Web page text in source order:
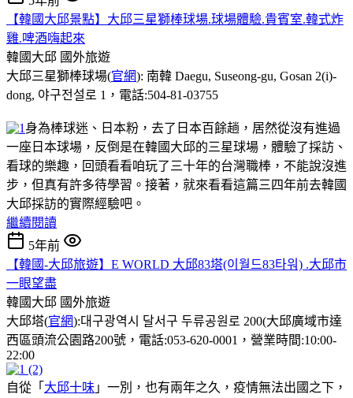
【韓國大邱景點】大邱三星獅棒球場.球場體驗.貴賓室.韓式炸
雞.啤酒嗨起來
韓國大邱 國外旅遊
大邱三星獅棒球場(官網): 南韓 Daegu, Suseong-gu, Gosan 2(i)-
dong, 야구전설로 1，電話:504-81-03755
身為棒球迷、日本粉，去了日本百餘趟，居然從沒有進過
一座日本球場，反倒是在韓國大邱的三星球場，體驗了採訪、
看球的樂趣，回頭看看咱玩了三十年的台灣職棒，不能說沒進
步，但真有許多待學習。接著，就來看看這篇三四年前去韓國
大邱採訪的實際經驗吧。
繼續閱讀
5年前
【韓國-大邱旅遊】E WORLD 大邱83塔(이월드83타워) .大邱市
一眼望盡
韓國大邱 國外旅遊
大邱塔(官網):대구광역시 달서구 두류공원로 200(大邱廣域市達
西區頭流公園路200號，電話:053-620-0001，營業時間:10:00-
22:00
自從「 大邱十味 」一別，也有兩年之久，疫情無法出國之下，